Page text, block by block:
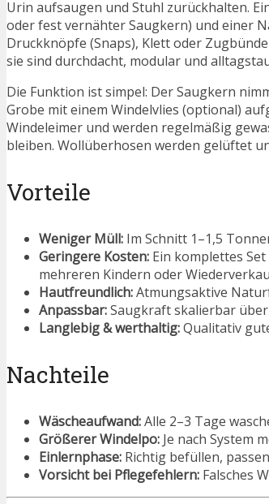
Urin aufsaugen und Stuhl zurückhalten.
oder fest vernähter Saugkern) und einer
Druckknöpfe (Snaps), Klett oder
sie sind durchdacht, modular und
Die Funktion ist simpel: Der Saugkern
Grobe mit einem Windelvlies (optional)
Windeleimer und werden regelmäßig
bleiben. Wollüberhosen werden gelüftet
Vorteile
Weniger Müll: Im Schnitt 1–1,5
Geringere Kosten: Ein komplettes
mehreren Kindern oder
Hautfreundlich:Atmungsaktive
Anpassbar:Saugkraft skalierbar
Langlebig & werthaltig:Qualitativ
Nachteile
Wäscheaufwand:Alle 2–3 Tage
Größerer Windelpo: Je nach System
Einlernphase: Richtig befüllen,
Vorsicht bei Pflegefehlern: Falsches